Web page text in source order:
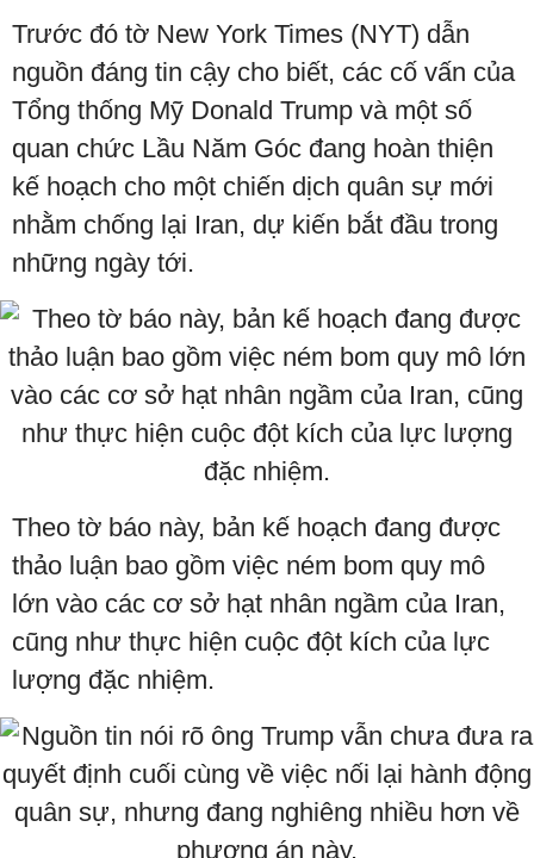
Trước đó tờ New York Times (NYT) dẫn
nguồn đáng tin cậy cho biết, các cố vấn của
Tổng thống Mỹ Donald Trump và một số
quan chức Lầu Năm Góc đang hoàn thiện
kế hoạch cho một chiến dịch quân sự mới
nhằm chống lại Iran, dự kiến ​​bắt đầu trong
những ngày tới.
Theo tờ báo này, bản kế hoạch đang được
thảo luận bao gồm việc ném bom quy mô
lớn vào các cơ sở hạt nhân ngầm của Iran,
cũng như thực hiện cuộc đột kích của lực
lượng đặc nhiệm.